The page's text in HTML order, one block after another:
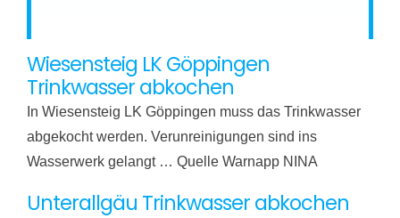
Wiesensteig LK Göppingen
Trinkwasser abkochen
In Wiesensteig LK Göppingen muss das Trinkwasser
abgekocht werden. Verunreinigungen sind ins
Wasserwerk gelangt … Quelle Warnapp NINA
Unterallgäu Trinkwasser abkochen